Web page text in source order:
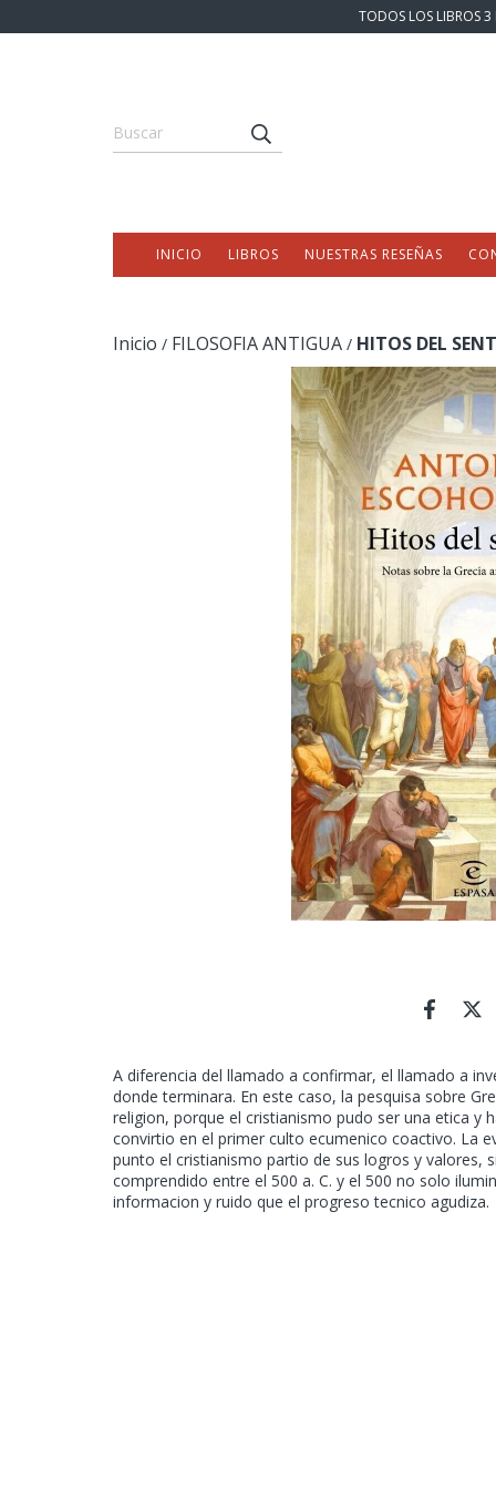
TODOS LOS LIBROS 3
INICIO LIBROS NUESTRAS RESEÑAS
Inicio / FILOSOFIA ANTIGUA / HITOS DEL
A diferencia del llamado a confirmar, el llamado a
donde terminara. En este caso, la pesquisa sobre
religion, porque el cristianismo pudo ser una etica y
convirtio en el primer culto ecumenico coactivo. La
punto el cristianismo partio de sus logros y valores,
comprendido entre el 500 a. C. y el 500 no solo
informacion y ruido que el progreso tecnico agudiza.